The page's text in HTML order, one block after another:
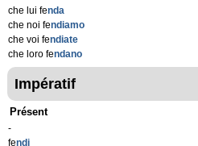
che lui fenda
che noi fendiamo
che voi fendiate
che loro fendano
Impératif
Présent
-
fendi